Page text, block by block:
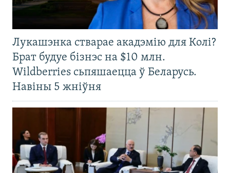
Лукашэнка стварае акадэмію для Колі?
Брат будуе бізнэс на $10 млн.
Wildberries сьпяшаецца ў Беларусь.
Навіны 5 жніўня